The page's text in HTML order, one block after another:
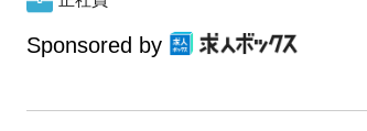
Sponsored by